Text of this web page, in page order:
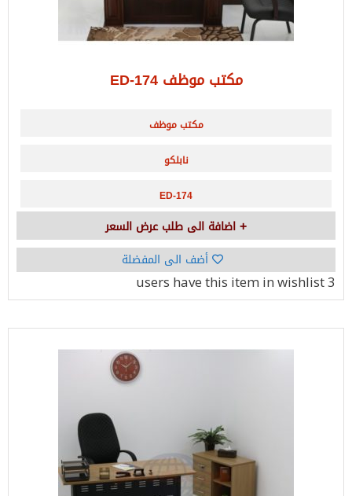
مكتب موظف ED-174
مكتب موظف
نابلكو
ED-174
اضافة الى طلب عرض السعر
أضف الى المفضلة
3 users
have this item in wishlist